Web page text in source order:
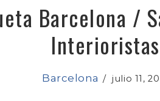
Barcelona /
Interioristas
Barcelona /julio 11,